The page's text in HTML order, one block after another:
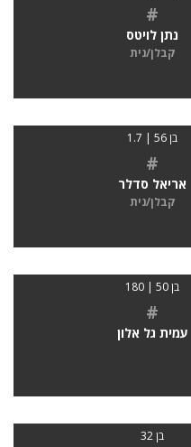
#
נתן לויטס
קבלן/נית
בן 56 | 1.7
#
אריאל סדלר
קבלן/נית
בן 50 | 180
#
עמית גל אלון
בן 32